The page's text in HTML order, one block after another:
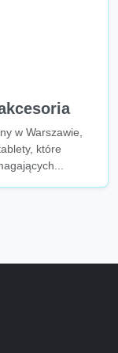
w Warszawie,
które